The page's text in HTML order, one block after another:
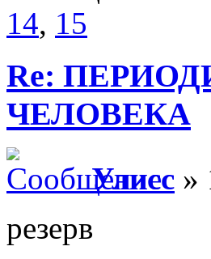
14, 15
Re:
ЧЕЛОВЕКА
Улисс »
резерв